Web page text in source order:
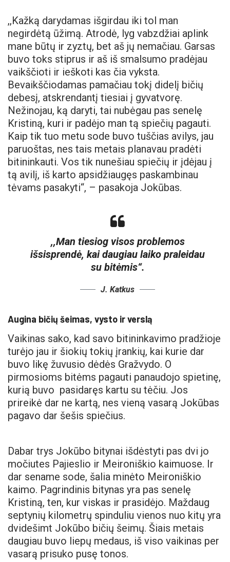
,,Kažką darydamas išgirdau iki tol man
negirdėtą ūžimą. Atrodė, lyg vabzdžiai aplink
mane būtų ir zyztų, bet aš jų nemačiau. Garsas
buvo toks stiprus ir aš iš smalsumo pradėjau
vaikščioti ir ieškoti kas čia vyksta.
Bevaikščiodamas pamačiau tokį didelį bičių
debesį, atskrendantį tiesiai į gyvatvorę.
Nežinojau, ką daryti, tai nubėgau pas senelę
Kristiną, kuri ir padėjo man tą spiečių pagauti.
Kaip tik tuo metu sode buvo tuščias avilys, jau
paruoštas, nes tais metais planavau pradėti
bitininkauti. Vos tik nunešiau spiečių ir įdėjau į
tą avilį, iš karto apsidžiaugęs paskambinau
tėvams pasakyti“, – pasakoja Jokūbas.
,,Man tiesiog visos problemos
išsisprendė, kai daugiau laiko praleidau
su bitėmis“.
J. Katkus
Augina bičių šeimas, vysto ir verslą
Vaikinas sako, kad savo bitininkavimo pradžioje
turėjo jau ir šiokių tokių įrankių, kai kurie dar
buvo likę žuvusio dėdės Gražvydo. O
pirmosioms bitėms pagauti panaudojo spietinę,
kurią buvo pasidaręs kartu su tėčiu. Jos
prireikė dar ne kartą, nes vieną vasarą Jokūbas
pagavo dar šešis spiečius.
Dabar trys Jokūbo bitynai išdėstyti pas dvi jo
močiutes Pajieslio ir Meironiškio kaimuose. Ir
dar sename sode, šalia minėto Meironiškio
kaimo. Pagrindinis bitynas yra pas senelę
Kristiną, ten, kur viskas ir prasidėjo. Maždaug
septynių kilometrų spinduliu vienos nuo kitų yra
dvidešimt Jokūbo bičių šeimų. Šiais metais
daugiau buvo liepų medaus, iš viso vaikinas per
vasarą prisuko pusę tonos.